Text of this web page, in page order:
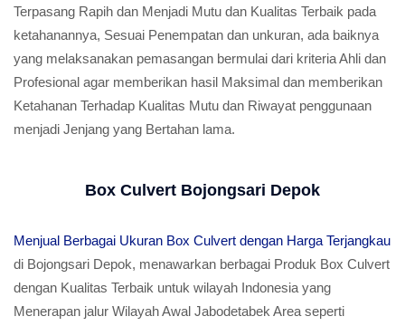
Terpasang Rapih dan Menjadi Mutu dan Kualitas Terbaik pada
ketahanannya, Sesuai Penempatan dan unkuran, ada baiknya
yang melaksanakan pemasangan bermulai dari kriteria Ahli dan
Profesional agar memberikan hasil Maksimal dan memberikan
Ketahanan Terhadap Kualitas Mutu dan Riwayat penggunaan
menjadi Jenjang yang Bertahan lama.
Box Culvert Bojongsari Depok
Menjual Berbagai Ukuran Box Culvert dengan Harga Terjangkau
di Bojongsari Depok, menawarkan berbagai Produk Box Culvert
dengan Kualitas Terbaik untuk wilayah Indonesia yang
Menerapan jalur Wilayah Awal Jabodetabek Area seperti